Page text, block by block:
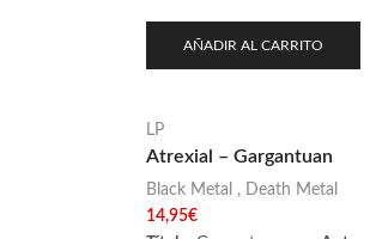
AÑADIR AL CARRITO
LP
Atrexial – Gargantuan
Black Metal , Death Metal
14,95€